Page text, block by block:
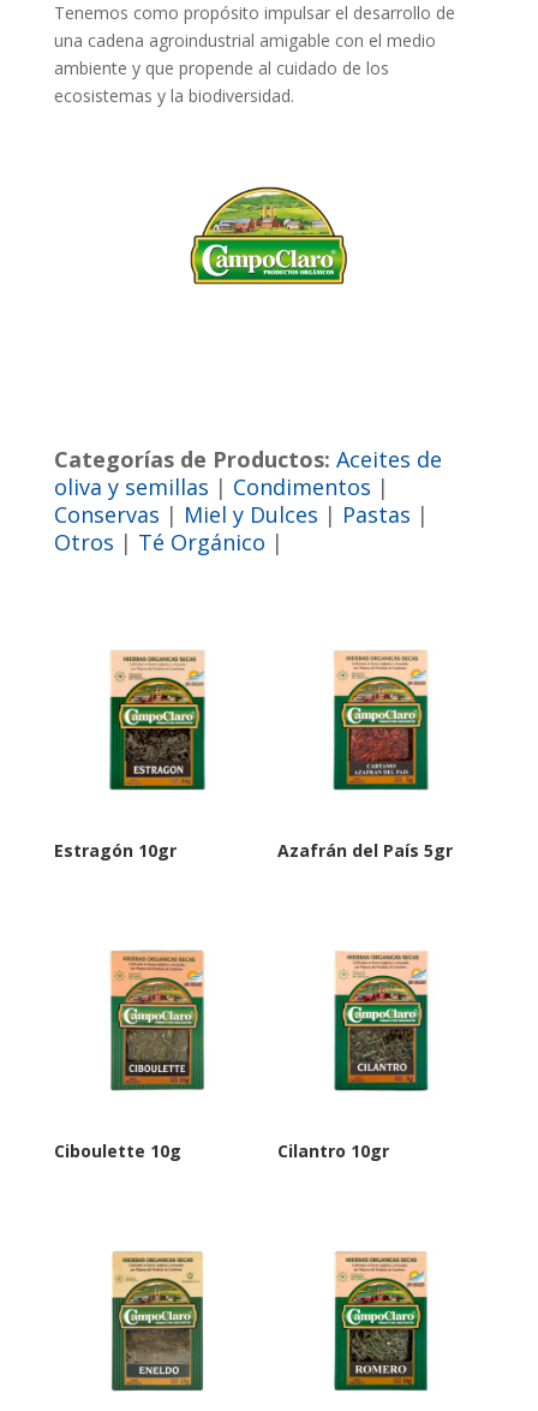
Tenemos como propósito impulsar el desarrollo de
una cadena agroindustrial amigable con el medio
ambiente y que propende al cuidado de los
ecosistemas y la biodiversidad.
Categorías de Productos: Aceites de
oliva y semillas | Condimentos |
Conservas | Miel y Dulces | Pastas |
Otros | Té Orgánico |
Estragón 10gr Azafrán del País 5gr
Ciboulette 10g Cilantro 10gr